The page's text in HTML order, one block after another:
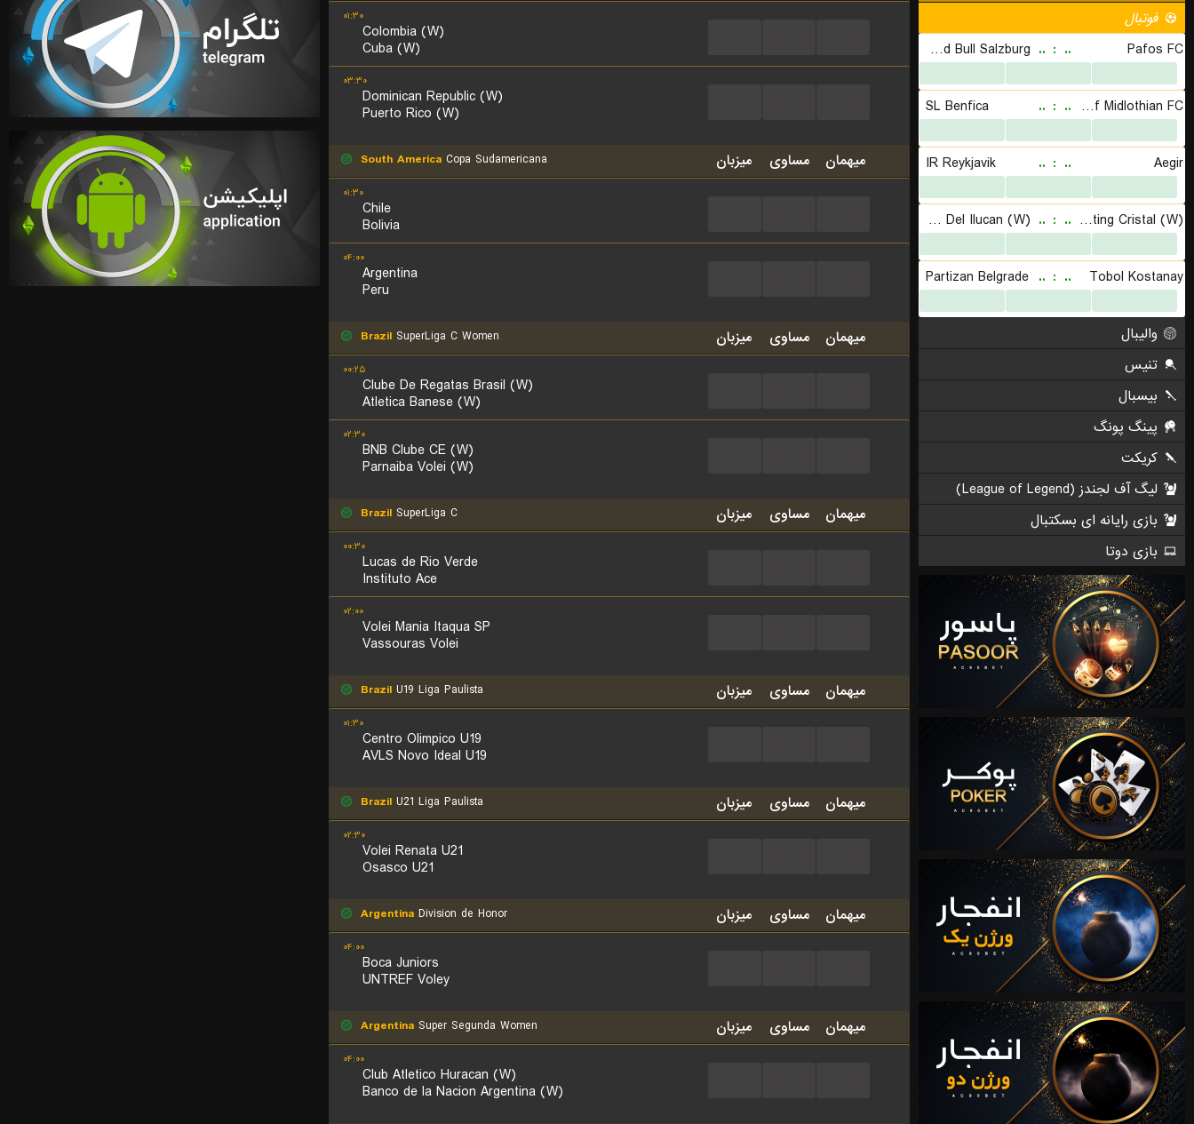
۰۱:۳۰
Colombia (W)
Cuba (W)
۰۳:۳۰
Dominican Republic (W)
Puerto Rico (W)
South America Copa Sudamericana میزبان مساوی میهمان
۰۱:۳۰
Chile
Bolivia
۰۴:۰۰
Argentina
Peru
Brazil SuperLiga C Women میزبان مساوی میهمان
۰۰:۲۵
Clube De Regatas Brasil (W)
Atletica Banese (W)
۰۲:۳۰
BNB Clube CE (W)
Parnaiba Volei (W)
Brazil SuperLiga C میزبان مساوی میهمان
۰۰:۳۰
Lucas de Rio Verde
Instituto Ace
۰۲:۰۰
Volei Mania Itaqua SP
Vassouras Volei
Brazil U19 Liga Paulista میزبان مساوی میهمان
۰۱:۳۰
Centro Olimpico U19
AVLS Novo Ideal U19
Brazil U21 Liga Paulista میزبان مساوی میهمان
۰۲:۳۰
Volei Renata U21
Osasco U21
Argentina Division de Honor میزبان مساوی میهمان
۰۴:۰۰
Boca Juniors
UNTREF Voley
Argentina Super Segunda Women میزبان مساوی میهمان
۰۴:۰۰
Club Atletico Huracan (W)
Banco de la Nacion Argentina (W)